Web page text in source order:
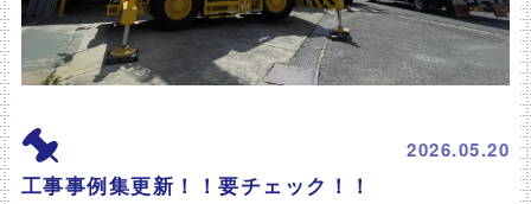
2026.05.20
工事事例集更新！！要チェック！！